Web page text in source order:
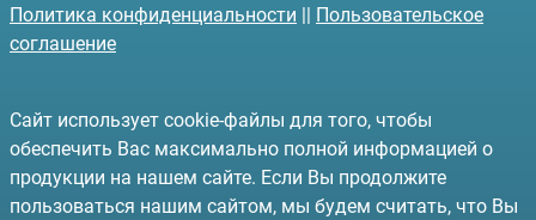
Политика конфиденциальности || Пользовательское
соглашение
Сайт использует cookie-файлы для того, чтобы
обеспечить Вас максимально полной информацией о
продукции на нашем сайте. Если Вы продолжите
пользоваться нашим сайтом, мы будем считать, что Вы